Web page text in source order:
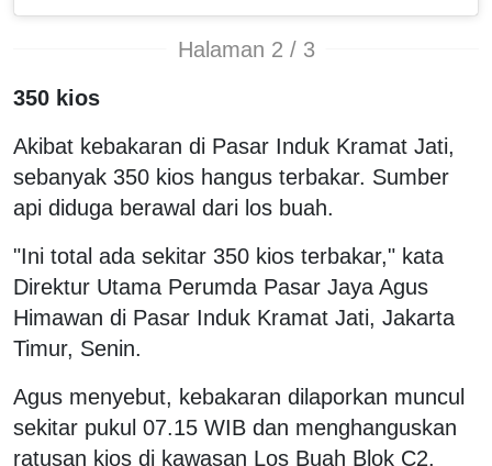
Halaman 2 / 3
350 kios
Akibat kebakaran di Pasar Induk Kramat Jati,
sebanyak 350 kios hangus terbakar. Sumber
api diduga berawal dari los buah.
"Ini total ada sekitar 350 kios terbakar," kata
Direktur Utama Perumda Pasar Jaya Agus
Himawan di Pasar Induk Kramat Jati, Jakarta
Timur, Senin.
Agus menyebut, kebakaran dilaporkan muncul
sekitar pukul 07.15 WIB dan menghanguskan
ratusan kios di kawasan Los Buah Blok C2.